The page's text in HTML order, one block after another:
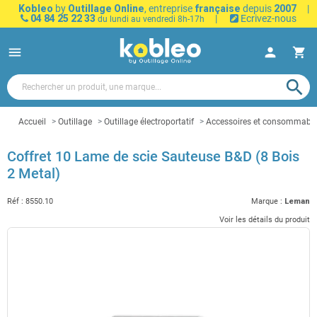
Kobleo by Outillage Online, entreprise française depuis 2007
|
04 84 25 22 33 du lundi au vendredi 8h-17h | Ecrivez-nous
menu person shopping_cart
search
Accueil Outillage Outillage électroportatif Accessoires et
Coffret 10 Lame de scie Sauteuse B&D (8 Bois
2 Metal)
Réf : 8550.10 Marque : Leman
Voir les détails du produit